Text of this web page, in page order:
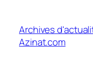
contenu
Archives
Azinat.com